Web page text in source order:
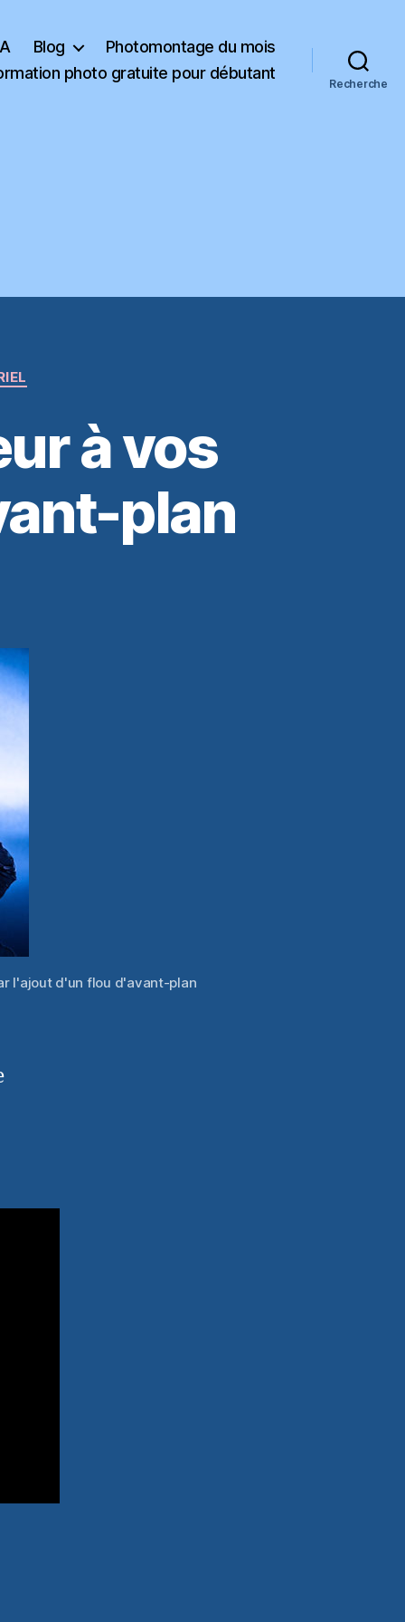
Blog
Photomontage du mois
photo gratuite pour débutant
Recherche
à vos
plan
l'ajout d'un flou d'avant-plan